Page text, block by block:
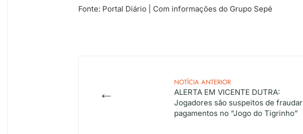
Fonte: Portal Diário | Com informações do Grupo Sepé
←
NOTÍCIA ANTERIOR
ALERTA EM VICENTE DUTRA:
Jogadores são suspeitos de fraudar
pagamentos no “Jogo do Tigrinho”